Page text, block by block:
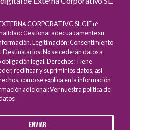
CORPORATIVO SL CIF nº
Gestionar adecuadamente su
Legitimación: Consentimiento
Destinatarios: No se cederán datos a
legal. Derechos: Tiene
rectificar y suprimir los datos, así
como se explica en la información
adicional: Ver nuestra política de
Enviar